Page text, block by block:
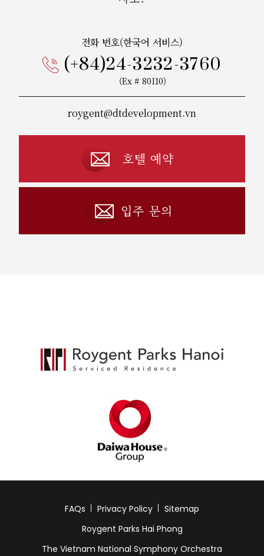
전화 번호(한국어 서비스)
(+84)24-3232-3760
(Ex # 80110)
roygent@dtdevelopment.vn
호텔 예약
입주 문의
FAQs Privacy Policy
Sitemap
Roygent Parks Hai Phong
The Vietnam National Symphony Orchestra